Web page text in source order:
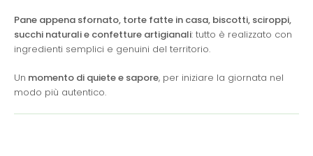
Pane appena sfornato, torte fatte in casa, biscotti, sciroppi,
succhi naturali e confetture artigianali: tutto è realizzato con
ingredienti semplici e genuini del territorio.
Un momento di quiete e sapore, per iniziare la giornata nel
modo più autentico.